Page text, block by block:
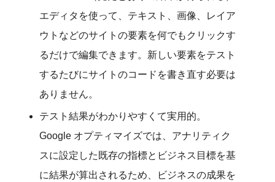
エディタを使って、テキスト、画像、レイア
ウトなどのサイトの要素を何でもクリックす
るだけで編集できます。新しい要素をテスト
するたびにサイトのコードを書き直す必要は
ありません。
テスト結果がわかりやすくて実用的。
Google オプティマイズでは、アナリティク
スに設定した既存の指標とビジネス目標を基
に結果が算出されるため、ビジネスの成果を